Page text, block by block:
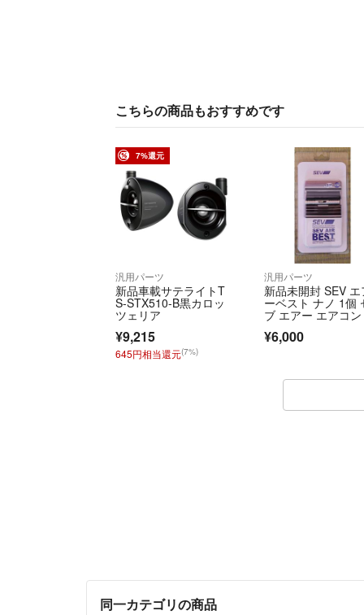
こちらの商品もおすすめです
7%還元
汎用パーツ
新品車載サテライトT
S-STX510-B黒カロッ
ツェリア
¥9,215
645円相当還元(7%)
汎用パーツ
新品未開封 SEV エ
ーベスト ナノ 1個
ブ エアー エアコン
¥6,000
同一カテゴリの商品